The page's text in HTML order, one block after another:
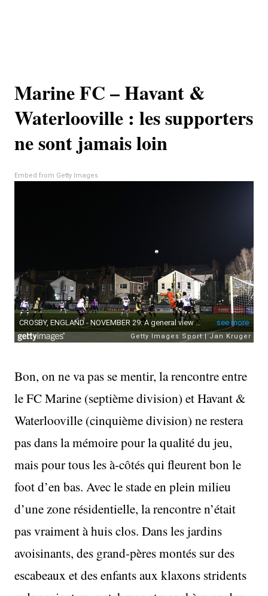
Marine FC – Havant &
Waterlooville : les supporters
ne sont jamais loin
Embed from Getty Images
Bon, on ne va pas se mentir, la rencontre entre
le FC Marine (septième division) et Havant &
Waterlooville (cinquième division) ne restera
pas dans la mémoire pour la qualité du jeu,
mais pour tous les à-côtés qui fleurent bon le
foot d’en bas. Avec le stade en plein milieu
d’une zone résidentielle, la rencontre n’était
pas vraiment à huis clos. Dans les jardins
avoisinants, des grand-pères montés sur des
escabeaux et des enfants aux klaxons stridents